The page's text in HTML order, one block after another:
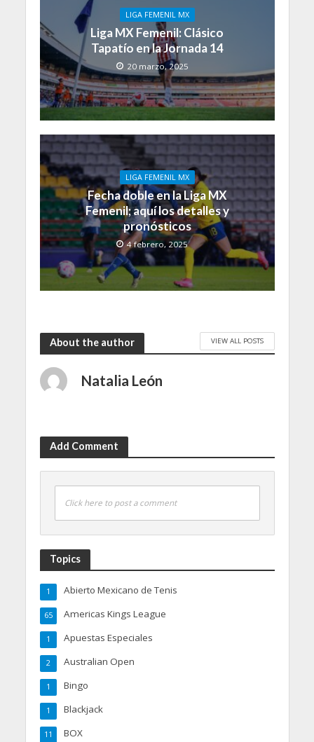
LIGA FEMENIL MX
Liga MX Femenil: Clásico
Tapatío en la Jornada 14
20 marzo, 2025
LIGA FEMENIL MX
Fecha doble en la Liga MX
Femenil; aquí los detalles y
pronósticos
4 febrero, 2025
About the author VIEW ALL POSTS
Natalia León
Add Comment
Click here to post a comment
Topics
Abierto Mexicano de Tenis
1
Americas Kings League
65
Apuestas Especiales
1
Australian Open
2
Bingo
1
Blackjack
1
BOX
11